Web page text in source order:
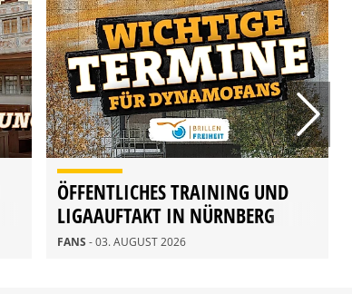
ÖFFENTLICHES TRAINING UND
LIGAAUFTAKT IN NÜRNBERG
FANS - 03. AUGUST 2026